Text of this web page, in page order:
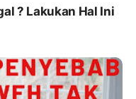
? Lakukan Hal Ini